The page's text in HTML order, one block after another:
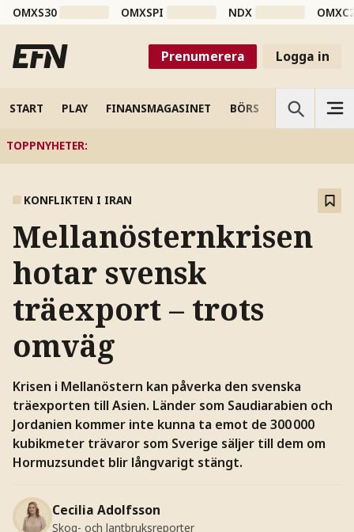
OMXS30 OMXSPI NDX
Prenumerera Logga in
START PLAY FINANSMAGASINET BÖRS VETENSKAP
TOPPNYHETER:
KONFLIKTEN I IRAN
Mellanösternkrisen
hotar svensk
träexport – trots
omväg
Krisen i Mellanöstern kan påverka den svenska
träexporten till Asien. Länder som Saudiarabien och
Jordanien kommer inte kunna ta emot de 300 000
kubikmeter trävaror som Sverige säljer till dem om
Hormuzsundet blir långvarigt stängt.
Cecilia Adolfsson
Skog- och lantbruksreporter